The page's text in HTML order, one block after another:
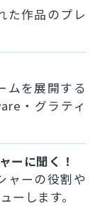
た作品のプレ
ムを展開する
・グラティ
ーに聞く！
ャーの役割や
ーします。